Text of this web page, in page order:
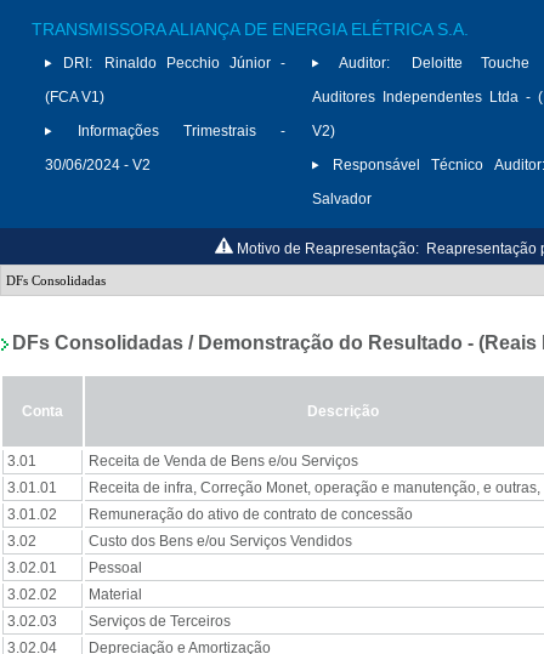
TRANSMISSORA ALIANÇA DE ENERGIA ELÉTRICA S.A.
DRI:
Rinaldo Pecchio Júnior -
(FCA V1)
Informações Trimestrais -
30/06/2024 - V2
Auditor:
Deloitte Touche
Auditores Independentes Ltda -
V2)
Responsável Técnico Auditor:
Salvador
Motivo de Reapresentação: Reapresentação